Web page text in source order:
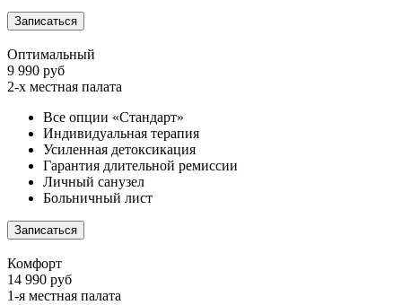
Записаться
Оптимальный
9 990 руб
2-х местная палата
Все опции «Стандарт»
Индивидуальная терапия
Усиленная детоксикация
Гарантия длительной ремиссии
Личный санузел
Больничный лист
Записаться
Комфорт
14 990 руб
1-я местная палата